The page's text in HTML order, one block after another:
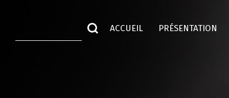
ACCUEIL PRÉSENTATION